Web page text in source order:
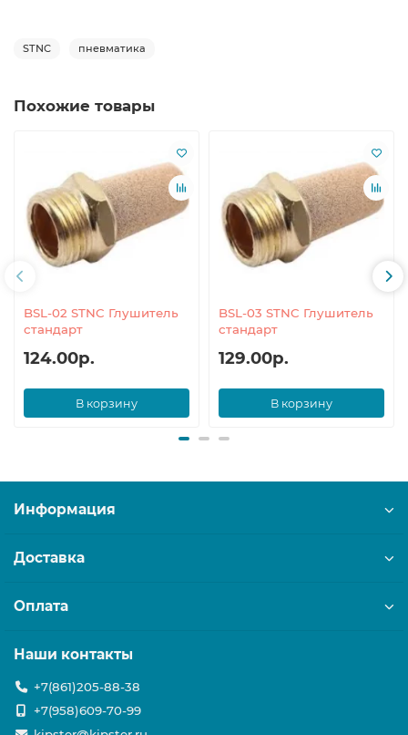
STNC пневматика
Похожие товары
BSL-02 STNC Глушитель
стандарт
124.00р.
В корзину
BSL-03 STNC Глушитель
стандарт
129.00р.
В корзину
Информация
Доставка
Оплата
Наши контакты
+7(861)205-88-38
+7(958)609-70-99